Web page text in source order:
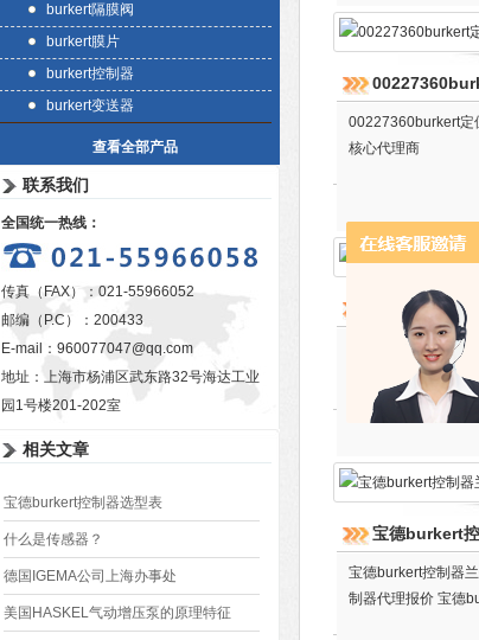
burkert隔膜阀
burkert膜片
burkert控制器
burkert变送器
查看全部产品
联系我们
全国统一热线：
传真（FAX）：021-55966052
邮编（P.C）：200433
E-mail： 960077047@qq.com
地址：上海市杨浦区武东路32号海达工业
园1号楼201-202室
相关文章
宝德burkert控制器选型表
什么是传感器？
德国IGEMA公司上海办事处
美国HASKEL气动增压泵的原理特征
00227360burkert定
核心代理商
德国burkert
德国burkert定位器
特一级代理、德国
宝德burkert
宝德burkert控制器
制器代理报价 宝德